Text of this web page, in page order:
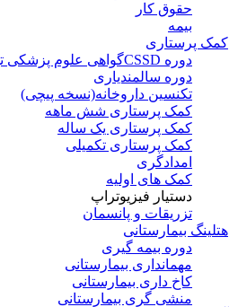
حقوق کار
بیمه
کمک پرستاری
دوره CSSD
گواهی علوم پزشکی
دوره سالمندیاری
تکنسین داروخانه(نسخه پیچی)
کمک پرستاری شش ماهه
کمک پرستاری یک ساله
کمک پرستاری تکمیلی
امدادگری
کمک های اولیه
دستیار فیزیوتراپ
تزریقات و پانسمان
هتلینگ بیمارستانی
دوره بیمه گیری
مهمانداری بیمارستانی
کاخ داری بیمارستانی
منشی گری بیمارستانی